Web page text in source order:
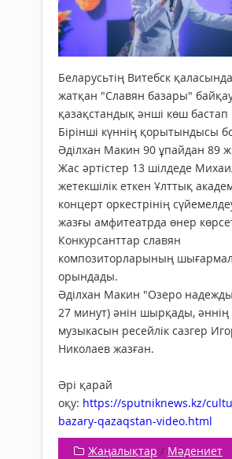
Беларусьтің Витебск
жатқан "Славян базары"
қазақстандық әнші көш бастап
Бірінші күннің қорытындысы
Әділхан Макин 90 ұпайдан 89
Жас әртістер 13 шілдеде
жетекшілік еткен Ұлттық
концерт оркестрінің
жазғы амфитеатрда өнер
Конкурсанттар славян
композиторларының
орындады.
Әділхан Макин "Озеро
27 минут) әнін шырқады, әннің
музыкасын ресейлік сазгер
Николаев жазған.
Әрі қарай
оқу: https://sputniknews.kz/
bazary-qazaqstan-video.html
Жаңалықтар / Мәдениет